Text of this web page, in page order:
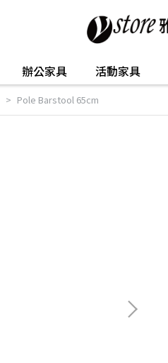
辦公家具 活動家具
Pole Barstool 65cm